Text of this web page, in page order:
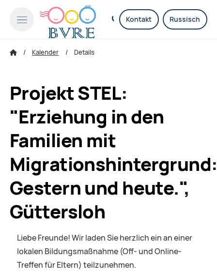
Kontakt Russisch
Kalender Details
Projekt STEL:
"Erziehung in den
Familien mit
Gestern und heute.",
Güttersloh
Liebe Freunde! Wir laden Sie herzlich ein an einer
lokalen Bildungsmaßnahme (Off- und Online-
Treffen für Eltern) teilzunehmen.